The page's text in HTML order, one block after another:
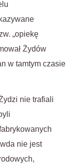
„opiekę
Żydów
w tamtym czasie
nie trafiali
nie jest